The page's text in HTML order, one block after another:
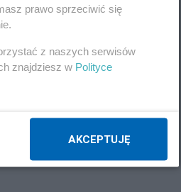
prawo sprzeciwić się
z naszych serwisów
znajdziesz w Polityce
AKCEPTUJĘ